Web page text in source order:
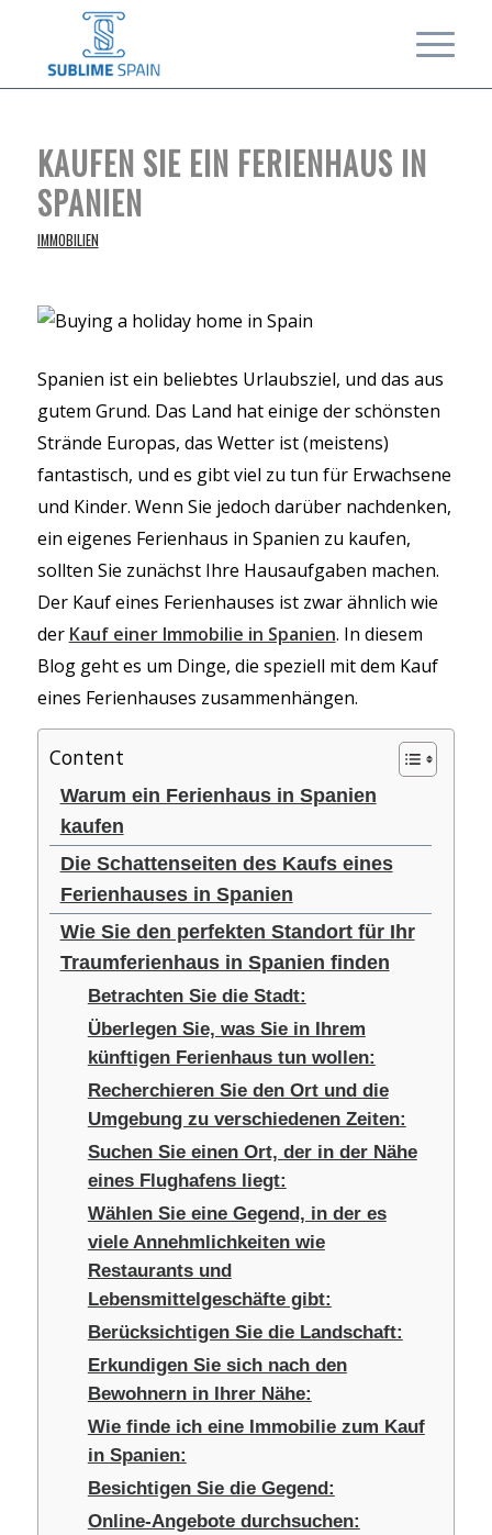
KAUFEN SIE EIN FERIENHAUS IN
SPANIEN
IMMOBILIEN
Spanien ist ein beliebtes Urlaubsziel, und das aus
gutem Grund. Das Land hat einige der schönsten
Strände Europas, das Wetter ist (meistens)
fantastisch, und es gibt viel zu tun für Erwachsene
und Kinder. Wenn Sie jedoch darüber nachdenken,
ein eigenes Ferienhaus in Spanien zu kaufen,
sollten Sie zunächst Ihre Hausaufgaben machen.
Der Kauf eines Ferienhauses ist zwar ähnlich wie
der Kauf einer Immobilie in Spanien. In diesem
Blog geht es um Dinge, die speziell mit dem Kauf
eines Ferienhauses zusammenhängen.
Content
Warum ein Ferienhaus in Spanien
kaufen
Die Schattenseiten des Kaufs eines
Ferienhauses in Spanien
Wie Sie den perfekten Standort für Ihr
Traumferienhaus in Spanien finden
Betrachten Sie die Stadt:
Überlegen Sie, was Sie in Ihrem
künftigen Ferienhaus tun wollen:
Recherchieren Sie den Ort und die
Umgebung zu verschiedenen Zeiten:
Suchen Sie einen Ort, der in der Nähe
eines Flughafens liegt:
Wählen Sie eine Gegend, in der es
viele Annehmlichkeiten wie
Restaurants und
Lebensmittelgeschäfte gibt:
Berücksichtigen Sie die Landschaft:
Erkundigen Sie sich nach den
Bewohnern in Ihrer Nähe:
Wie finde ich eine Immobilie zum Kauf
in Spanien:
Besichtigen Sie die Gegend:
Online-Angebote durchsuchen: